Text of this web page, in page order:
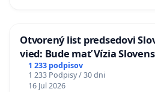
Otvorený list predsedovi
vied: Bude mať Vízia
chrbticu?
1 233 podpisov
1 233 Podpisy / 30 dni
16 Jul 2026